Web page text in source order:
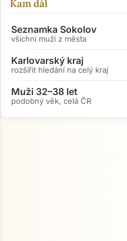
Kam dál
Seznamka Sokolov
všichni muži z města
Karlovarský kraj
rozšířit hledání na celý kraj
Muži 32–38 let
podobný věk, celá ČR